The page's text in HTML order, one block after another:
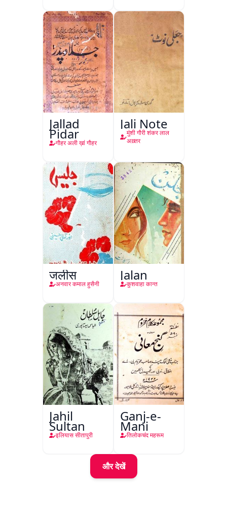
Jallad
Pidar
गौहर अली ख़ां गौहर
Jali Note
मुंशी गौरी शंकर लाल
अख़्तर
जलीस
अनवार कमाल हुसैनी
Jalan
कुशवाहा कान्त
Jahil
Sultan
इलियास सीतापुरी
Ganj-e-
Mani
तिलोकचंद महरूम
और देखें